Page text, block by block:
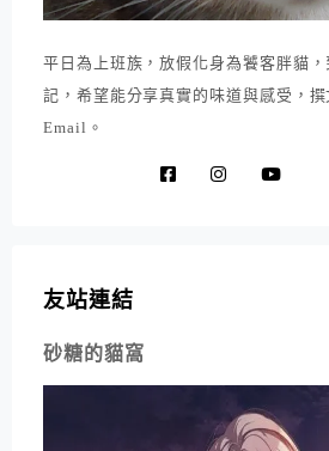
平日為上班族，放假化身為饕客胖貓
記，希望能分享真實的味道與感受，
Email。
友站連結
砂糖的貓窩